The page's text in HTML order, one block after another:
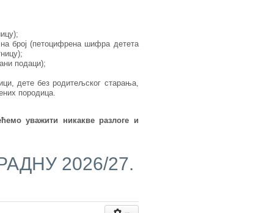
број (петоцифрена шифра детета
подаци);
дете без родитељског старања,
породица.
уважити никакве разлоге и
2026/27.